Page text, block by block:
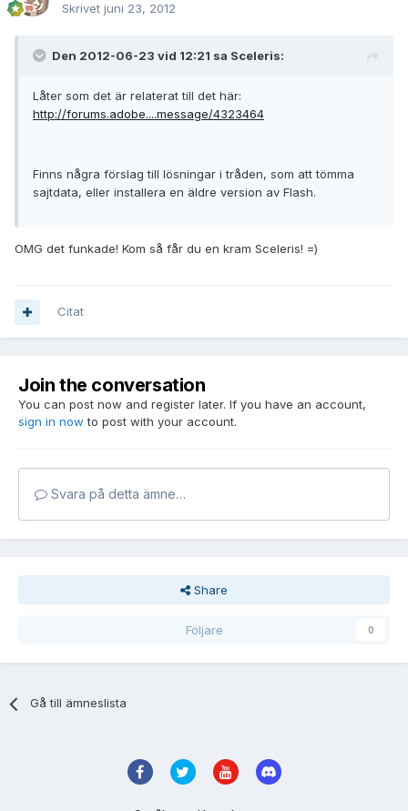
Skrivet juni 23, 2012
Den 2012-06-23 vid 12:21 sa Sceleris:
Låter som det är relaterat till det här:
http://forums.adobe....message/4323464
Finns några förslag till lösningar i tråden, som att tömma
sajtdata, eller installera en äldre version av Flash.
OMG det funkade! Kom så får du en kram Sceleris! =)
Citat
Join the conversation
You can post now and register later. If you have an account,
sign in now to post with your account.
Svara på detta ämne…
Share
Följare 0
Gå till ämneslista